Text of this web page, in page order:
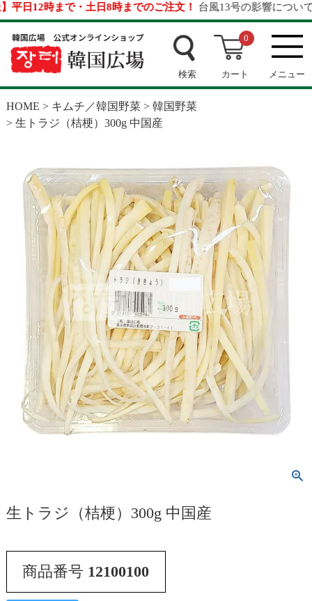
日12時まで・土日8時までのご注文！台風13号の影響について
検索
0
カート メニュー
HOME キムチ／韓国野菜
韓国野菜
生トラジ（桔梗）300g 中国産
生トラジ（桔梗）300g 中国産
商品番号 12100100